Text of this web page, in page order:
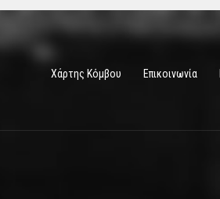
Χάρτης Κόμβου Επικοινωνία